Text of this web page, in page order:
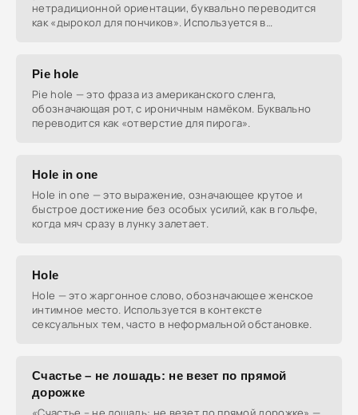
нетрадиционной ориентации, буквально переводится
как «дырокол для пончиков». Используется в
Pie hole
Pie hole — это фраза из американского сленга,
обозначающая рот, с ироничным намёком. Буквально
переводится как «отверстие для пирога».
Hole in one
Hole in one — это выражение, означающее крутое и
быстрое достижение без особых усилий, как в гольфе,
когда мяч сразу в лунку залетает.
Hole
Hole — это жаргонное слово, обозначающее женское
интимное место. Используется в контексте
сексуальных тем, часто в неформальной обстановке.
Счастье – не лошадь: не везет по прямой
дорожке